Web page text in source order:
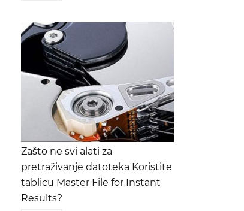
Zašto ne svi alati za
pretraživanje datoteka Koristite
tablicu Master File for Instant
Results?